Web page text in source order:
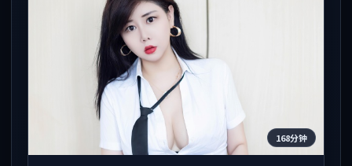
168分钟